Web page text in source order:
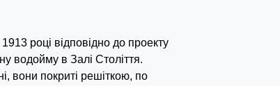
році відповідно до проекту
водойму в Залі Століття.
вони покриті решіткою, по